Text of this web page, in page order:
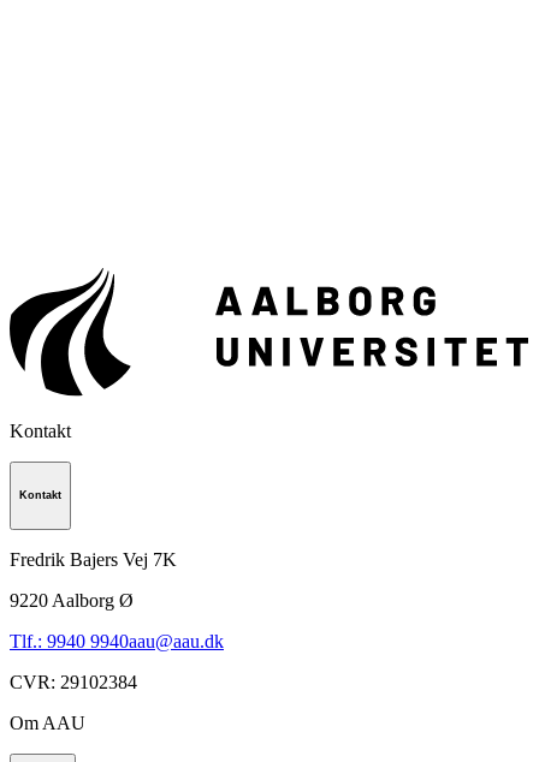
Kontakt
Kontakt
Fredrik Bajers Vej 7K
9220 Aalborg Ø
Tlf.: 9940 9940aau@aau.dk
CVR: 29102384
Om AAU